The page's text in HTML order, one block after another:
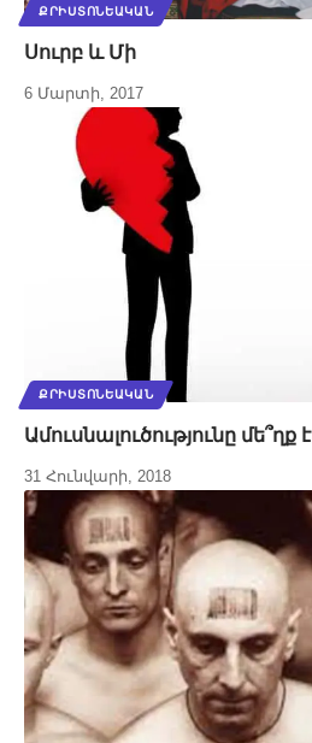
ՔՐԻՍՏՈՆԵԱԿԱՆ
Սուրբ և Մի
6 Մարտի, 2017
ՔՐԻՍՏՈՆԵԱԿԱՆ
Ամուսնալուծությունը մե՞ղք է
31 Հունվարի, 2018